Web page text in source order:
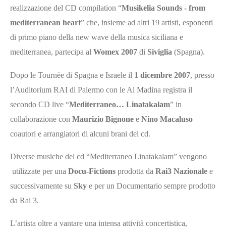
realizzazione del CD compilation “Musikelia Sounds - from
mediterranean heart” che, insieme ad altri 19 artisti, esponenti
di primo piano della new wave della musica siciliana e
mediterranea, partecipa al Womex 2007 di Siviglia (Spagna).
Dopo le Tournèe di Spagna e Israele il 1 dicembre 2007, presso
l’Auditorium RAI di Palermo con le Al Madina registra il
secondo CD live “Mediterraneo… Linatakalam” in
collaborazione con Maurizio Bignone e Nino Macaluso
coautori e arrangiatori di alcuni brani del cd.
Diverse musiche del cd “Mediterraneo Linatakalam” vengono
utilizzate per una Docu-Fictions prodotta da Rai3 Nazionale e
successivamente su Sky e per un Documentario sempre prodotto
da Rai 3.
L’artista oltre a vantare una intensa attività concertistica,